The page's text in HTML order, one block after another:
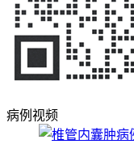
病例视频